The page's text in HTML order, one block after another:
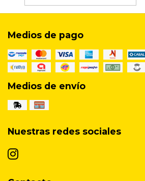
Medios de pago
Medios de envío
Nuestras redes sociales